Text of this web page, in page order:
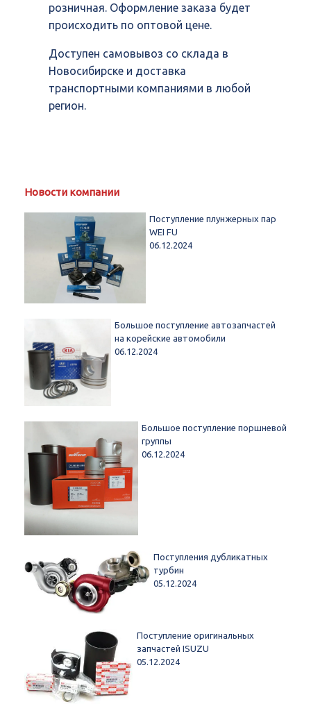
розничная. Оформление заказа будет
происходить по оптовой цене.
Доступен самовывоз со склада в
Новосибирске и доставка
транспортными компаниями в любой
регион.
Новости компании
Поступление плунжерных пар
WEI FU
06.12.2024
Большое поступление автозапчастей
на корейские автомобили
06.12.2024
Большое поступление поршневой
группы
06.12.2024
Поступления дубликатных
турбин
05.12.2024
Поступление оригинальных
запчастей ISUZU
05.12.2024